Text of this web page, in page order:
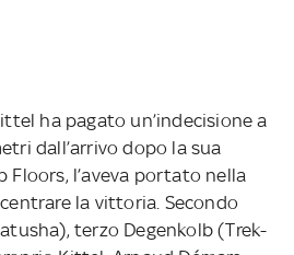
ha pagato un’indecisione a
dall’arrivo dopo la sua
Floors, l’aveva portato nella
la vittoria. Secondo
terzo Degenkolb (Trek-